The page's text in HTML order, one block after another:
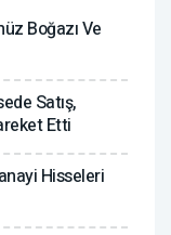
Boğazı Ve
Satış,
Etti
Hisseleri